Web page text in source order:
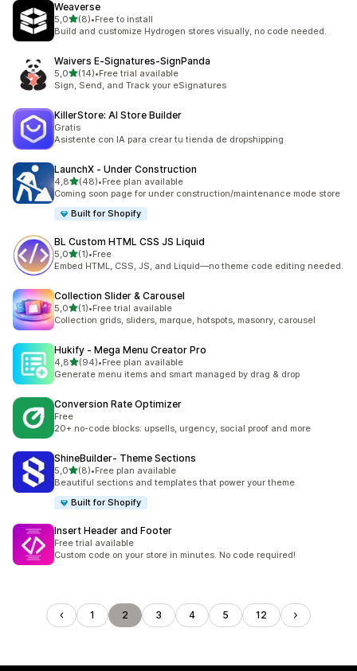
Weaverse
5,0av 5 stjerner
(8)
Totalt 8 omtaler
•Free to install
Build and customize Hydrogen stores visually, no code needed.
Waivers E‑Signatures‑SignPanda
5,0av 5 stjerner
(14)
Totalt 14 omtaler
•Free trial available
Sign, Send, and Track your eSignatures
KillerStore: AI Store Builder
Gratis
Asistente con IA para crear tu tienda de dropshipping
LaunchX ‑ Under Construction
4,8av 5 stjerner
(48)
Totalt 48 omtaler
•Free plan available
Coming soon page for under construction/maintenance mode store
Built for Shopify
BL Custom HTML CSS JS Liquid
5,0av 5 stjerner
(1)
Totalt 1 omtaler
•Free
Embed HTML, CSS, JS, and Liquid—no theme code editing needed.
Collection Slider & Carousel
5,0av 5 stjerner
(1)
Totalt 1 omtaler
•Free trial available
Collection grids, sliders, marque, hotspots, masonry, carousel
Hukify ‑ Mega Menu Creator Pro
4,8av 5 stjerner
(94)
Totalt 94 omtaler
•Free plan available
Generate menu items and smart managed by drag & drop
Conversion Rate Optimizer
Free
20+ no-code blocks: upsells, urgency, social proof and more
ShineBuilder‑ Theme Sections
5,0av 5 stjerner
(8)
Totalt 8 omtaler
•Free plan available
Beautiful sections and templates that power your theme
Built for Shopify
Insert Header and Footer
Free trial available
Custom code on your store in minutes. No code required!
1 2 3 4 5 12